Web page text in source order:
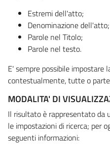
Estremi dell'atto;
Denominazione dell'atto;
Parole nel Titolo;
Parole nel testo.
E' sempre possibile impostare
contestualmente, tutte o
MODALITA' DI
Il risultato è rappresentato da
le impostazioni di ricerca; per
seguenti informazioni: